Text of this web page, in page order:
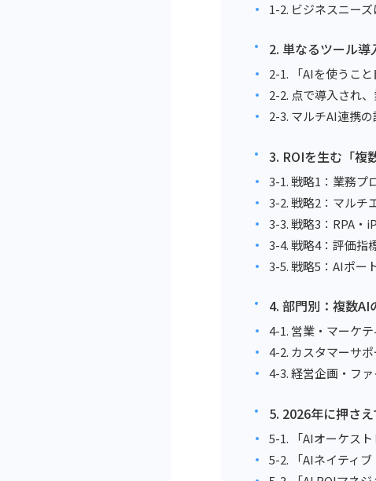
1-2. ビジネスニー
2. 単なるツール
2-1. 「AIを使うこ
2-2. 点で導入され
2-3. マルチAI連携
3. ROIを生む「複
3-1. 戦略1：業務プ
3-2. 戦略2：マルチ
3-3. 戦略3：RPA・
3-4. 戦略4：評価指
3-5. 戦略5：AIポー
4. 部門別：複数AI
4-1. 営業・マーケ
4-2. カスタマーサ
4-3. 経営企画・フ
5. 2026年に押さ
5-1. 「AIオーケス
5-2. 「AIネイティ